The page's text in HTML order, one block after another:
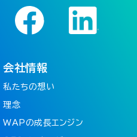
会社情報
私たちの想い
理念
WAPの成長エンジン